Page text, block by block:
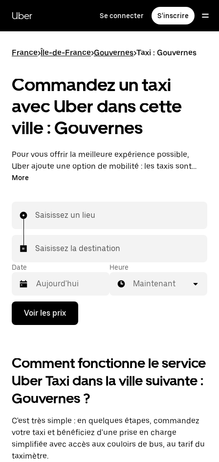
contenu
principal
Uber Se connecter S'inscrire
France>Île-de-France>Gouvernes>Taxi : Gouvernes
Commandez un taxi
avec Uber dans cette
ville : Gouvernes
Pour vous offrir la meilleure expérience possible,
Uber ajoute une option de mobilité : les taxis sont
maintenant disponibles dans l'application. Uber Taxi :
More
Saisissez un lieu
Saisissez la destination
Date
Appuyez
la
bas
pour
ouvrir
le
calendrier
et
une
date.
Appuyez
sur
la
Heure
Maintenant
Voir les prix
Comment fonctionne le service
Uber Taxi dans la ville suivante :
Gouvernes ?
C'est très simple : en quelques étapes, commandez
votre taxi et bénéficiez d'une prise en charge
simplifiée avec accès aux couloirs de bus, au tarif du
taximètre.